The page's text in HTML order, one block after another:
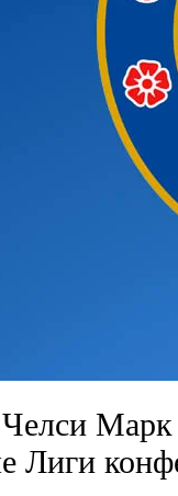
Марк
Лиги